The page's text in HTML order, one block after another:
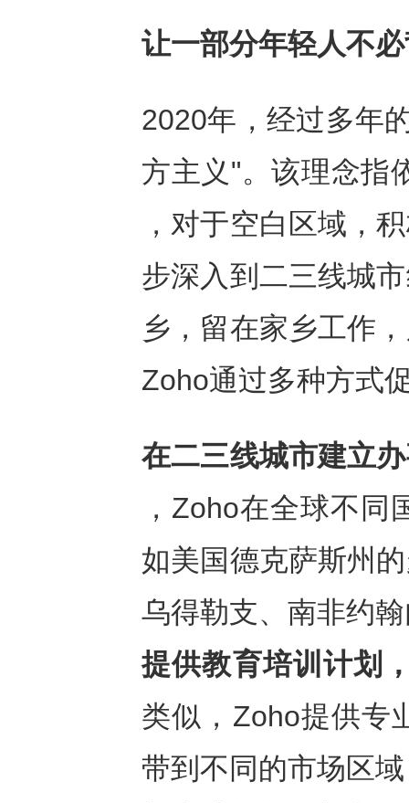
让一部分年轻人不
2020年，经过多年
方主义"。该理念指
，对于空白区域，
步深入到二三线城
乡，留在家乡工作
Zoho通过多种方式
在二三线城市建立
，Zoho在全球不
如美国德克萨斯州
乌得勒支、南非约
提供教育培训计划
类似，Zoho提供专
带到不同的市场区